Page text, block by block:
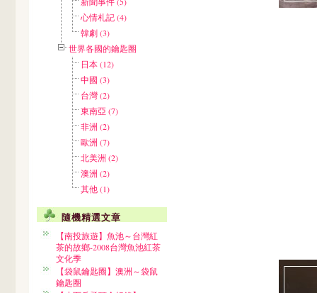
心情札記 (4)
韓劇 (3)
世界各國的鑰匙圈
日本 (12)
中國 (3)
台灣 (2)
東南亞 (7)
非洲 (2)
歐洲 (7)
北美洲 (2)
澳洲 (2)
其他 (1)
隨機精選文章
【南投旅遊】魚池～台灣紅
茶的故鄉-2008台灣魚池紅茶
文化季
【袋鼠鑰匙圈】澳洲～袋鼠
鑰匙圈